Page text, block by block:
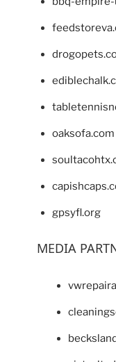
oaksofa.com
gpsyfl.org
MEDIA